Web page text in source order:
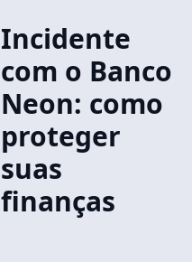
Incidente
com o Banco
Neon: como
proteger
suas
finanças